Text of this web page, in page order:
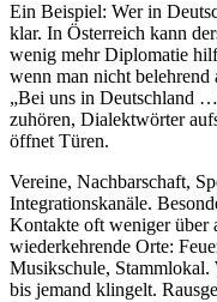
Ein Beispiel: Wer in
klar. In Österreich kann
wenig mehr Diplomatie
wenn man nicht
„Bei uns in Deutschland
zuhören, Dialektwörter
öffnet Türen.
Vereine, Nachbarschaft,
Integrationskanäle.
Kontakte oft weniger über
wiederkehrende Orte:
Musikschule, Stammlokal.
bis jemand klingelt.